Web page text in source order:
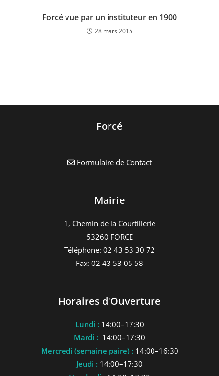
Forcé vue par un instituteur en 1900
28 mars 2015
Forcé
Formulaire de Contact
Mairie
1, Chemin de la Courtillerie
53260 FORCE
Téléphone: 02 43 53 30 72
Fax: 02 43 53 05 58
Horaires d'Ouverture
Lundi : 14:00–17:30
Mardi : 14:00–17:30
Mercredi (semaine paire) : 14:00–16:30
Jeudi : 14:00–17:30